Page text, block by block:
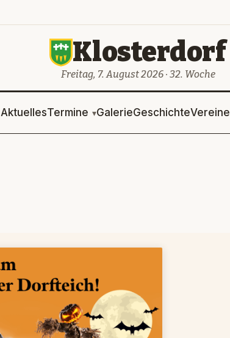
Klosterdorf
Freitag, 7. August 2026 · 32. Woche
AktuellesTermine GalerieGeschichteVereine